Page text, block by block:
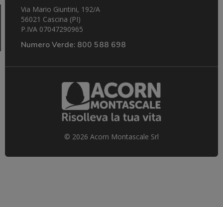
Via Mario Giuntini, 192/A
56021 Cascina (PI)
P.IVA 07047290965
Numero Verde: 800 588 698
© 2026 Acorn Montascale Srl